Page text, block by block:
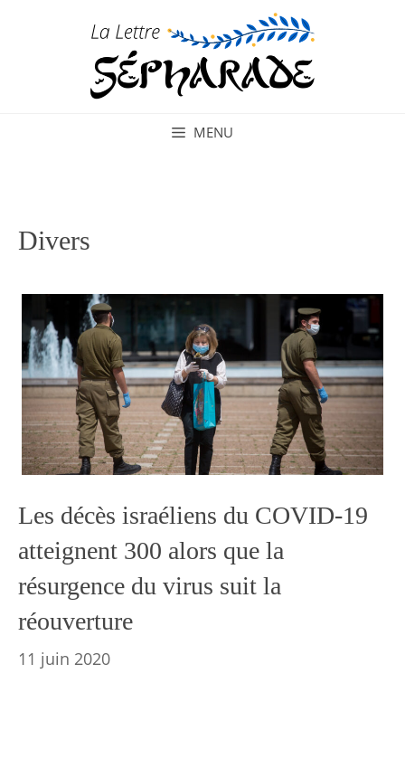
MENU
Divers
Les décès israéliens du COVID-19
atteignent 300 alors que la
résurgence du virus suit la
réouverture
11 juin 2020